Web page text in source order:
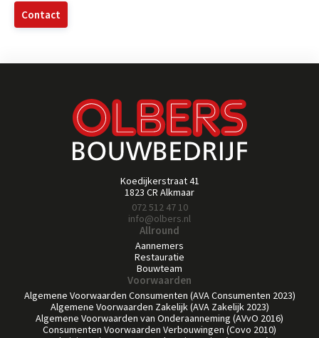
Contact
Koedijkerstraat 41
1823 CR Alkmaar
072 512 47 10
info@olbers.nl
Allround
Aannemers
Restauratie
Bouwteam
Voorwaarden
Algemene Voorwaarden Consumenten (AVA Consumenten 2023)
Algemene Voorwaarden Zakelijk (AVA Zakelijk 2023)
Algemene Voorwaarden van Onderaanneming (AVvO 2016)
Consumenten Voorwaarden Verbouwingen (Covo 2010)